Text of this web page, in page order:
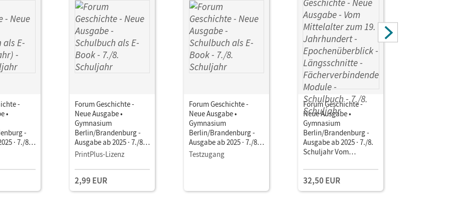
-
•
-
· 7./8.
Forum Geschichte -
Neue Ausgabe •
Gymnasium
Berlin/Brandenburg -
Ausgabe ab 2025 · 7./8.
Schuljahr • Schulbuch
PrintPlus-Lizenz
2,99 EUR
Forum Geschichte -
Neue Ausgabe •
Gymnasium
Berlin/Brandenburg -
Ausgabe ab 2025 · 7./8.
Schuljahr • Schulbuch
als E-Book Mit Medien
Testzugang
Forum Geschichte -
Neue Ausgabe •
Gymnasium
Berlin/Brandenburg -
Ausgabe ab 2025 · 7./8.
Schuljahr Vom
Jahrhundert ·
Epochenüberblick -
Längsschnitte -
32,50 EUR